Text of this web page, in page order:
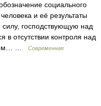
социального
и её результаты
господствующую над
отсутствии контроля над
…
Современная